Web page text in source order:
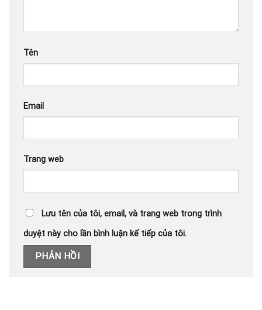
Tên
Email
Trang web
Lưu tên của tôi, email, và trang web trong trình
duyệt này cho lần bình luận kế tiếp của tôi.